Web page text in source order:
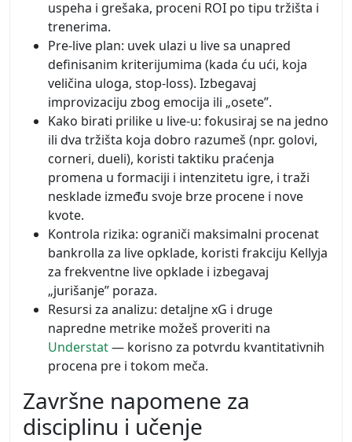
uspeha i grešaka, proceni ROI po tipu tržišta i
trenerima.
Pre-live plan: uvek ulazi u live sa unapred
definisanim kriterijumima (kada ću ući, koja
veličina uloga, stop-loss). Izbegavaj
improvizaciju zbog emocija ili „osete”.
Kako birati prilike u live-u: fokusiraj se na jedno
ili dva tržišta koja dobro razumeš (npr. golovi,
corneri, dueli), koristi taktiku praćenja
promena u formaciji i intenzitetu igre, i traži
nesklade između svoje brze procene i nove
kvote.
Kontrola rizika: ograniči maksimalni procenat
bankrolla za live opklade, koristi frakciju Kellyja
za frekventne live opklade i izbegavaj
„jurišanje” poraza.
Resursi za analizu: detaljne xG i druge
napredne metrike možeš proveriti na
Understat— korisno za potvrdu kvantitativnih
procena pre i tokom meča.
Završne napomene za
disciplinu i učenje